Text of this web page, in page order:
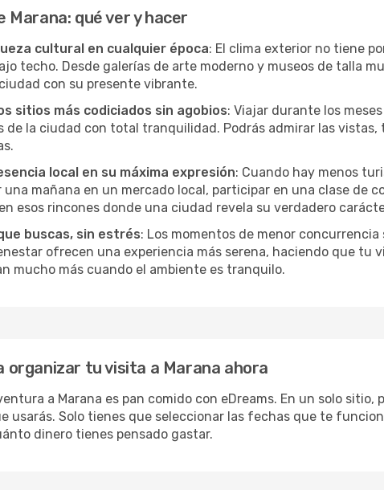
Marana: qué ver y hacer
cultural en cualquier época: El clima exterior no tiene
techo. Desde galerías de arte moderno y museos de talla
con su presente vibrante.
sitios más codiciados sin agobios: Viajar durante los
de la ciudad con total tranquilidad. Podrás admirar las
local en su máxima expresión: Cuando hay menos
una mañana en un mercado local, participar en una clase de
esos rincones donde una ciudad revela su verdadero
buscas, sin estrés: Los momentos de menor
ofrecen una experiencia más serena, haciendo que tu
mucho más cuando el ambiente es tranquilo.
organizar tu visita a Marana ahora
a Marana es pan comido con eDreams. En un solo
usarás. Solo tienes que seleccionar las fechas que te
dinero tienes pensado gastar.